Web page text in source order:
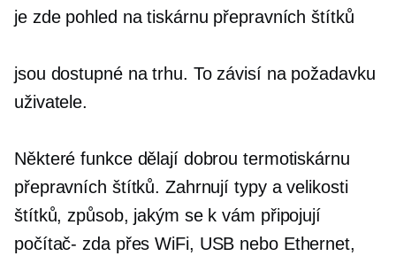
je zde pohled na tiskárnu přepravních štítků
jsou dostupné na trhu. To závisí na požadavku
uživatele.
Některé funkce dělají dobrou termotiskárnu
přepravních štítků. Zahrnují typy a velikosti
štítků, způsob, jakým se k vám připojují
počítač- zda přes WiFi, USB nebo Ethernet,